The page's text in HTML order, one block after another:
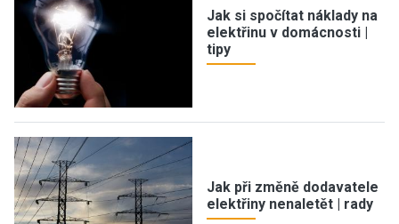
Jak si spočítat náklady na
elektřinu v domácnosti |
tipy
Jak při změně dodavatele
elektřiny nenaletět | rady